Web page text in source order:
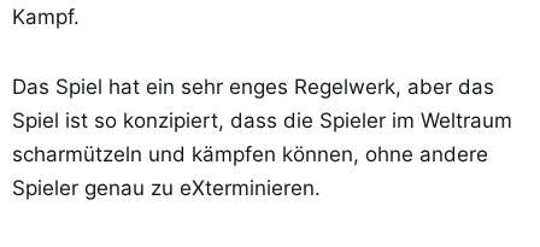
Kampf.
Das Spiel hat ein sehr enges Regelwerk, aber das
Spiel ist so konzipiert, dass die Spieler im Weltraum
scharmützeln und kämpfen können, ohne andere
Spieler genau zu eXterminieren.